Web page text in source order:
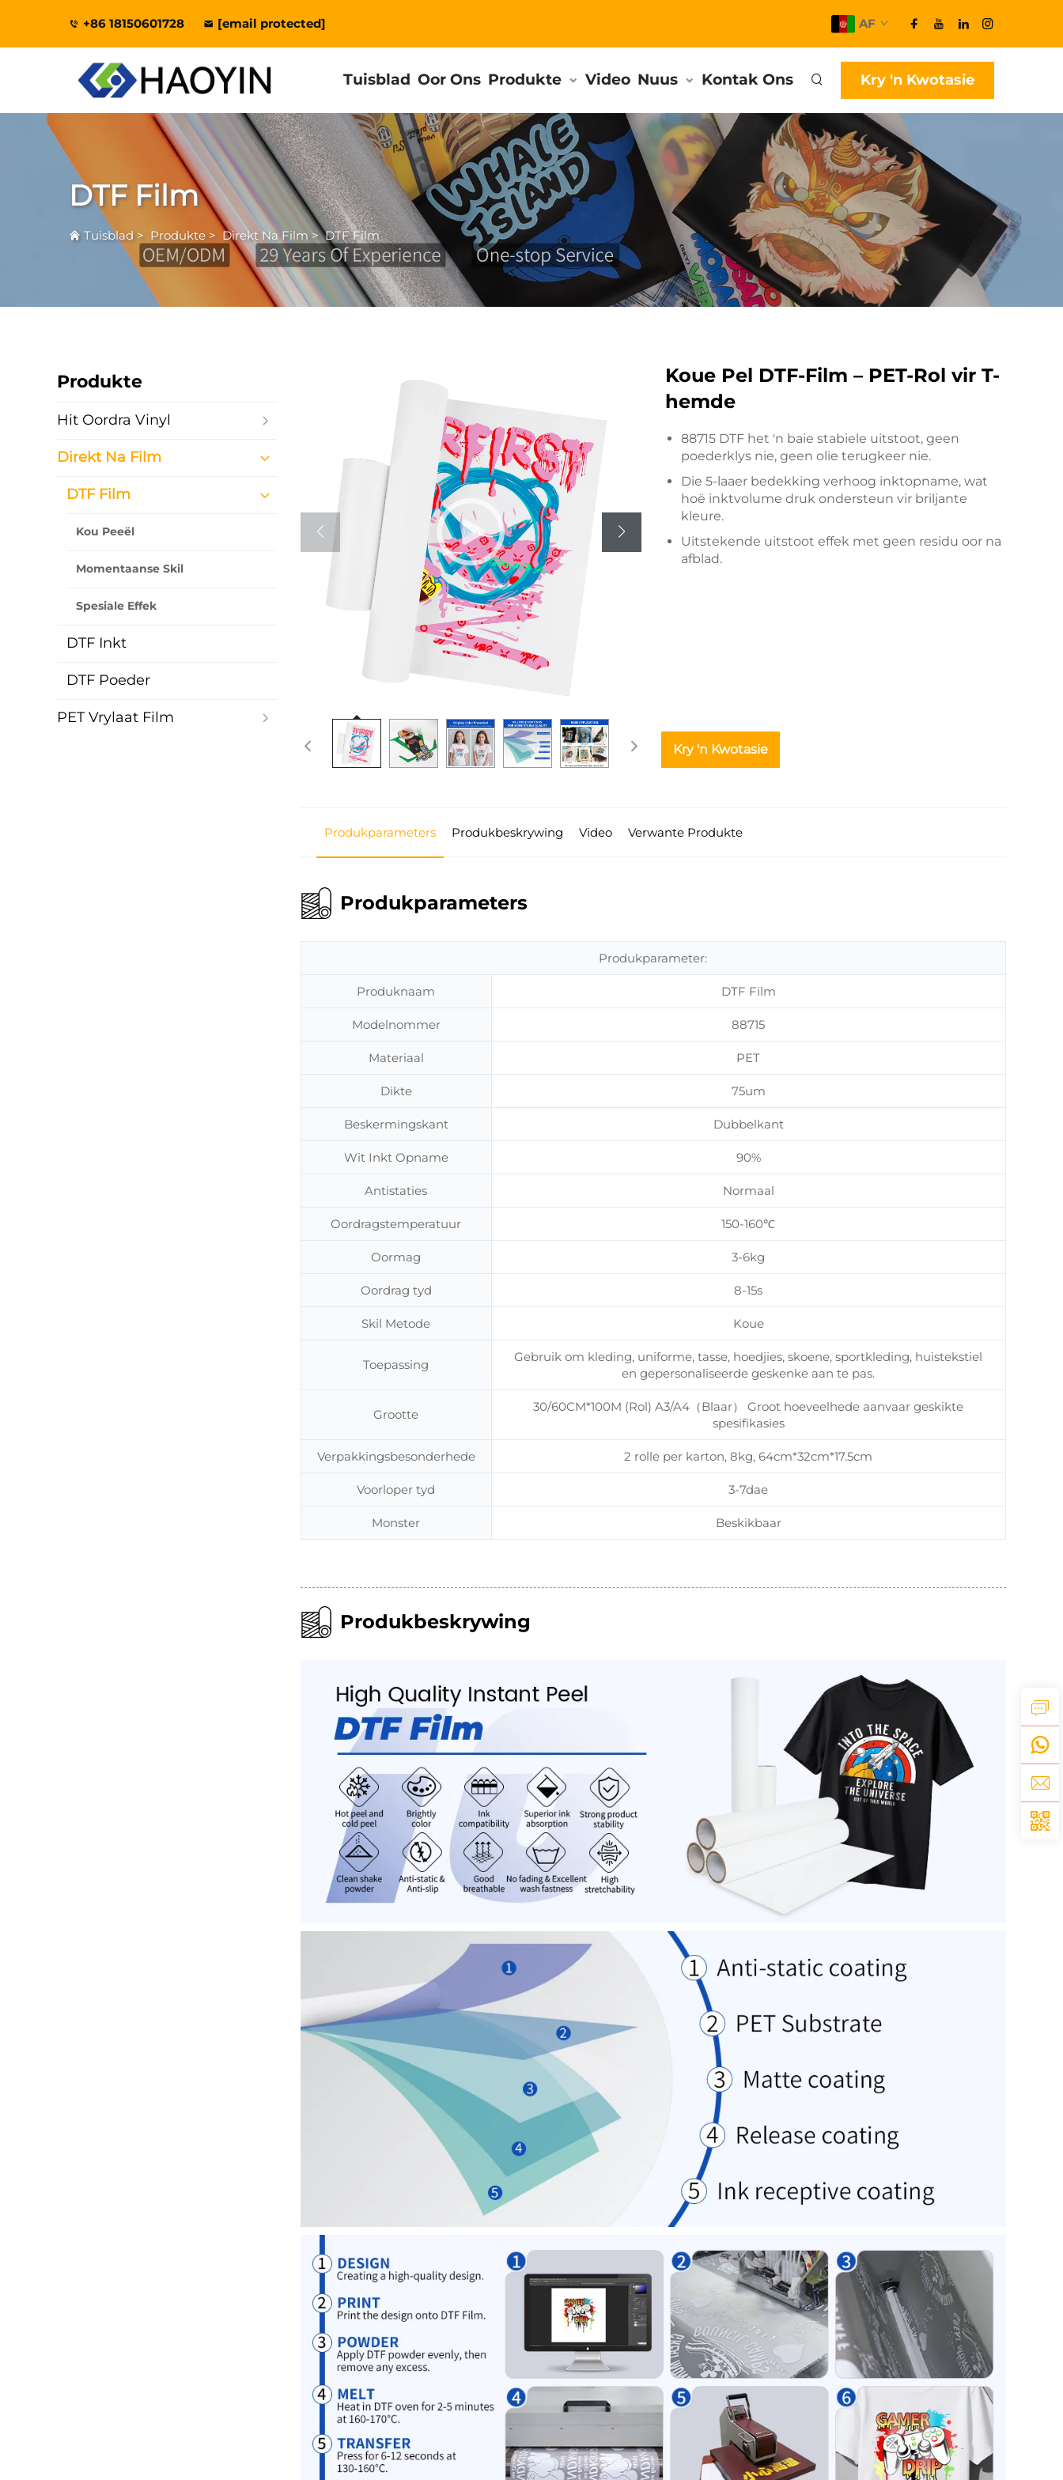
+86 18150601728 [email protected] AF
Tuisblad Oor Ons Produkte Video Nuus Kontak Ons Kry 'n Kwotasie
DTF Film
Tuisblad> Produkte > Direkt Na Film>DTF Film
Produkte
Hit Oordra Vinyl
Direkt Na Film
DTF Film
Kou Peeël
Momentaanse Skil
Spesiale Effek
DTF Inkt
DTF Poeder
PET Vrylaat Film
Koue Pel DTF-Film – PET-Rol vir T-
hemde
88715 DTF het 'n baie stabiele uitstoot, geen
poederklys nie, geen olie terugkeer nie.
Die 5-laaer bedekking verhoog inktopname, wat
hoë inktvolume druk ondersteun vir briljante
kleure.
Uitstekende uitstoot effek met geen residu oor na
afblad.
Kry 'n Kwotasie
Produkparameters Produkbeskrywing Video Verwante Produkte
Produkparameters
Produkparameter:
Produknaam DTF Film
Modelnommer 88715
Materiaal PET
Dikte 75um
Beskermingskant Dubbelkant
Wit Inkt Opname 90%
Antistaties Normaal
Oordragstemperatuur 150-160℃
Oormag 3-6kg
Oordrag tyd 8-15s
Skil Metode Koue
Toepassing
Gebruik om kleding, uniforme, tasse, hoedjies, skoene, sportkleding, huistekstiel
en gepersonaliseerde geskenke aan te pas.
Grootte
30/60CM*100M (Rol) A3/A4（Blaar） Groot hoeveelhede aanvaar geskikte
spesifikasies
Verpakkingsbesonderhede 2 rolle per karton, 8kg, 64cm*32cm*17.5cm
Voorloper tyd 3-7dae
Monster Beskikbaar
Produkbeskrywing